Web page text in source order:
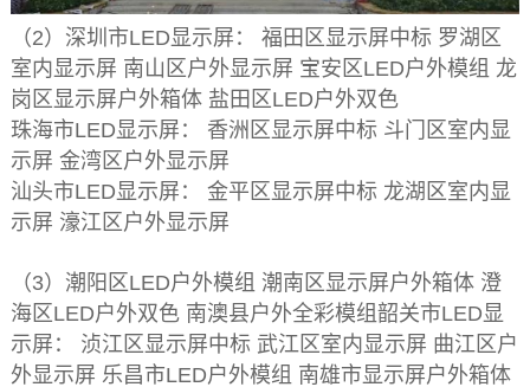
（2）深圳市LED显示屏： 福田区显示屏中标 罗湖区
室内显示屏 南山区户外显示屏 宝安区LED户外模组 龙
岗区显示屏户外箱体 盐田区LED户外双色
珠海市LED显示屏： 香洲区显示屏中标 斗门区室内显
示屏 金湾区户外显示屏
汕头市LED显示屏： 金平区显示屏中标 龙湖区室内显
示屏 濠江区户外显示屏
（3）潮阳区LED户外模组 潮南区显示屏户外箱体 澄
海区LED户外双色 南澳县户外全彩模组韶关市LED显
示屏： 浈江区显示屏中标 武江区室内显示屏 曲江区户
外显示屏 乐昌市LED户外模组 南雄市显示屏户外箱体